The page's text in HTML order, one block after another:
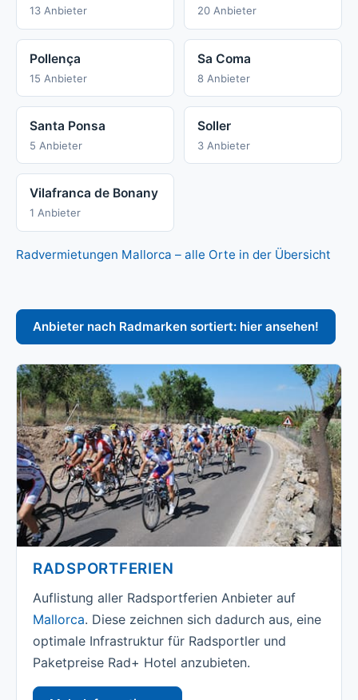
13 Anbieter 20 Anbieter
Pollença
15 Anbieter
Sa Coma
8 Anbieter
Santa Ponsa
5 Anbieter
Soller
3 Anbieter
Vilafranca de Bonany
1 Anbieter
Radvermietungen Mallorca – alle Orte in der Übersicht
Anbieter nach Radmarken sortiert: hier ansehen!
RADSPORTFERIEN
Auflistung aller Radsportferien Anbieter auf
Mallorca. Diese zeichnen sich dadurch aus, eine
optimale Infrastruktur für Radsportler und
Paketpreise Rad+ Hotel anzubieten.